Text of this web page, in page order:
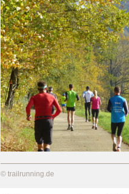
© trailrunning.de